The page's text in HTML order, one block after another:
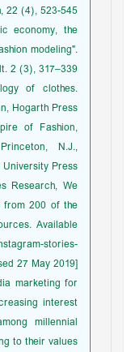
22 (4), 523-545.
economy, the
modeling".
2 (3), 317–339.
of clothes.
Hogarth Press.
of Fashion,
N.J.,
Press.
Research, We
from 200 of the
Available
stories-
27 May 2019] .
marketing for
interest
millennial
to their values.